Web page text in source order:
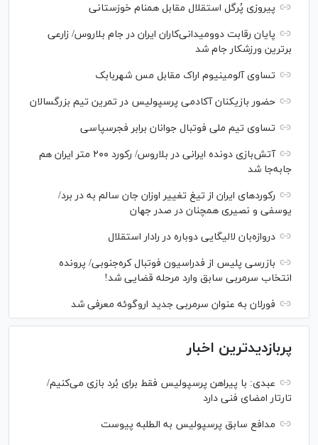
پیروزی پُرگل استقلال مقابل همنام خوزستانی
پایان رقابت دوومیدانی‌کاران ایران در جام بلاروس/ زارعی
برترین ورزشکار جام شد
تساوی آلومینیوم اراک مقابل مس شهربابک
حضور بازیکنان آکادمی پرسپولیس در تمرین تیم بزرگسالان
تساوی تیم ملی فوتبال جوانان برابر فجرسپاسی
آتش‌بازی دونده ایرانی در بلاروس/ رکورد ۲۰۰ متر ایران هم
جابه‌جا شد
رکورد‌های ایران از تیغ تغییر اوزان جان سالم به در برد/
یوسفی و نصیری همچنان در صدر جهان
دروازه‌بان لالیگایی دوباره در رادار استقلال
بازرسی پلیس از فدراسیون فوتبال کره‌جنوبی/ پرونده
انتخاب سرمربی سابق وارد مرحله قضایی شد!
فورلان به عنوان سرمربی جدید اروگوئه معرفی شد
پربازدیدترین اخبار
عبدی: با پیراهن پرسپولیس فقط برای بُرد بازی می‌کنیم/
تارتار امضای فنی دارد
مدافع سابق پرسپولیس به الطلبه پیوست